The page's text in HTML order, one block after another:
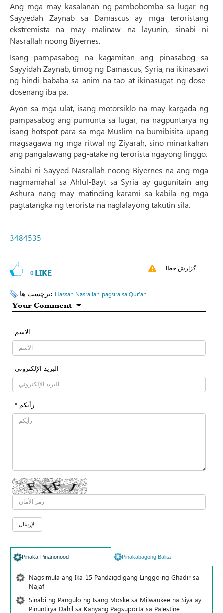
Ang mga may kasalanan ng pambobomba sa lugar ng
Sayyedah Zaynab sa Damascus ay mga teroristang
ekstremista na may malinaw na layunin, sinabi ni
Nasrallah noong Biyernes.
Isang pampasabog na kagamitan ang pinasabog sa
Sayyidah Zaynab, timog ng Damascus, Syria, na ikinasawi
ng hindi bababa sa anim na tao at ikinasugat ng dose-
dosenang iba pa.
Ayon sa mga ulat, isang motorsiklo na may kargada ng
pampasabog ang pumunta sa lugar, na nagpuntarya ng
isang hotspot para sa mga Muslim na bumibisita upang
magsagawa ng mga ritwal ng Ziyarah, sino minarkahan
ang pangalawang pag-atake ng terorista ngayong linggo.
Sinabi ni Sayyed Nasrallah noong Biyernes na ang mga
nagmamahal sa Ahlul-Bayt sa Syria ay gugunitain ang
Ashura nang may matinding karami sa kabila ng mga
pagtatangka ng terorista na naglalayong takutin sila.
3484535
0 LIKE گزارش خطا
برچسب ها: Hassan Nasrallah pagsira sa Qur’an
Your Comment
الاسم
البرید الإلکتروني
* رأیکم
Pinaka-Pinanonood Pinakabagong Balita
Nagsimula ang Ika-15 Pandaigdigang Linggo ng Ghadir sa
Najaf
Sinabi ng Pangulo ng Isang Moske sa Milwaukee na Siya ay
Pinuntirya Dahil sa Kanyang Pagsuporta sa Palestine